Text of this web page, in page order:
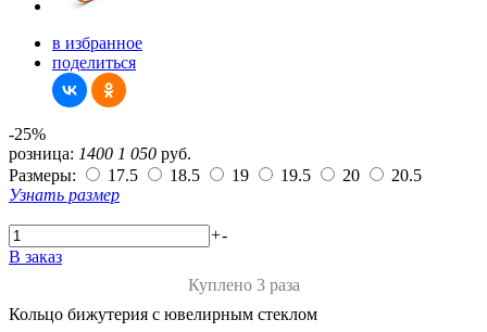
в избранное
поделиться
-25%
розница: 1400 1 050 руб.
Размеры:
17.5 18.5 19 19.5 20
20.5
Узнать размер
+-
В заказ
Куплено 3 раза
Кольцо бижутерия с ювелирным стеклом